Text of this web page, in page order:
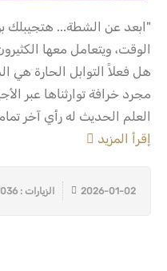
"ابعد عن الشطة... هتجيبلك
الوقت، ويتعامل معها
هل فعلاً التوابل الحارة هي
مجرد خرافة توارثناها عبر
العلم الحديث له رأي آخر
إقرأ المزيد
2026-01-02 الزيارات : 7036